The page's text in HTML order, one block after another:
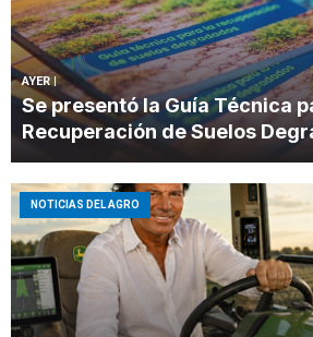
AYER|
Se presentó la Guía Técnica
Recuperación de Suelos
NOTICIAS DEL AGRO